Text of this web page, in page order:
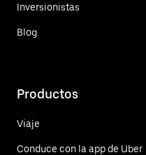
Inversionistas
Blog
Productos
Viaje
Conduce con la app de Uber